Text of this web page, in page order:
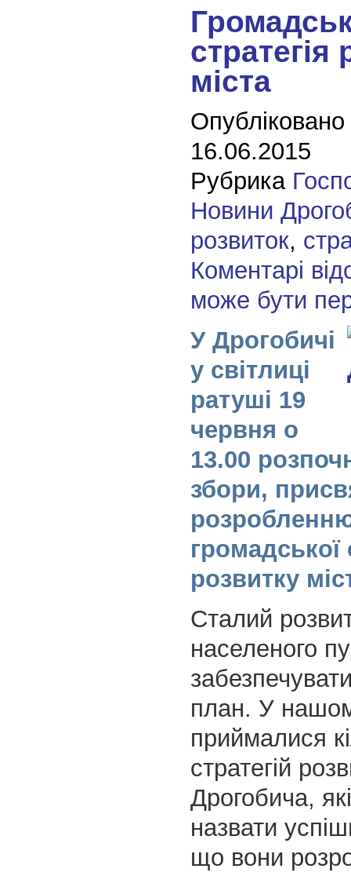
стратегія
міста
16.06.2015
Рубрика
Новини
розвиток,
Коментарі
може бути
У Дрогобичі
у світлиці
ратуші 19
червня о
13.00
збори,
громадської
розвитку
Сталий
населеного
план. У
приймалися
стратегій
Дрогобича,
назвати
що вони